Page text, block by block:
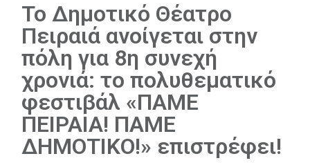
Το Δημοτικό Θέατρο
Πειραιά ανοίγεται στην
πόλη για 8η συνεχή
χρονιά: το πολυθεματικό
φεστιβάλ «ΠΑΜΕ
ΠΕΙΡΑΙΑ! ΠΑΜΕ
ΔΗΜΟΤΙΚΟ!» επιστρέφει!